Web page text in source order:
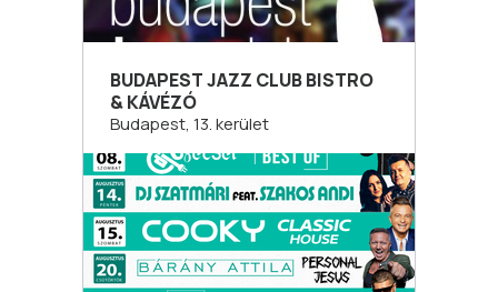
BUDAPEST JAZZ CLUB BISTRO
& KÁVÉZÓ
Budapest, 13. kerület